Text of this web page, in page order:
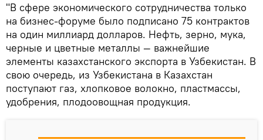
"В сфере экономического сотрудничества только
на бизнес-форуме было подписано 75 контрактов
на один миллиард долларов. Нефть, зерно, мука,
черные и цветные металлы — важнейшие
элементы казахстанского экспорта в Узбекистан. В
свою очередь, из Узбекистана в Казахстан
поступают газ, хлопковое волокно, пластмассы,
удобрения, плодоовощная продукция.